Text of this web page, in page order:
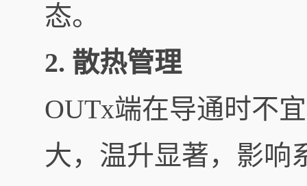
态。
2. 散热管理
OUTx端在导通时不
大，温升显著，影响